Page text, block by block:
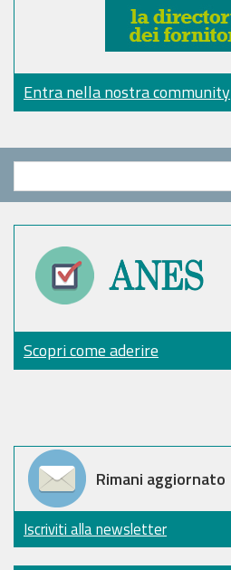
Entra nella nostra community
Scopri come aderire
Rimani aggiornato
Iscriviti alla newsletter